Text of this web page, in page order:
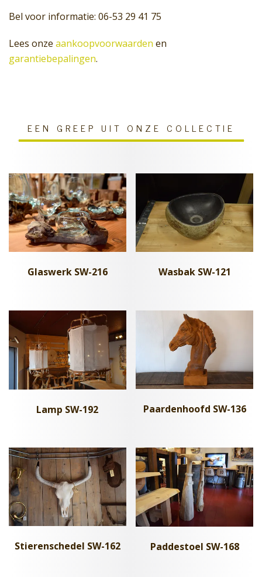
Bel voor informatie: 06-53 29 41 75
Lees onze aankoopvoorwaarden en
garantiebepalingen.
EEN GREEP UIT ONZE COLLECTIE
Glaswerk SW-216 Wasbak SW-121
Lamp SW-192 Paardenhoofd SW-136
Stierenschedel SW-162 Paddestoel SW-168